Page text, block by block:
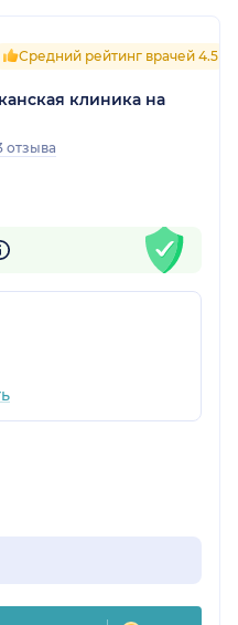
Средний рейтинг врачей 4.5
клиника на
отзыва